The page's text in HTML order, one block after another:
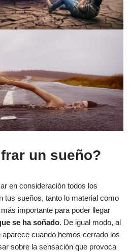
un sueño?
en consideración todos los
tus sueños, tanto lo material como
importante para poder llegar
se ha soñado. De igual modo, al
cuando hemos cerrado los
sobre la sensación que provoca